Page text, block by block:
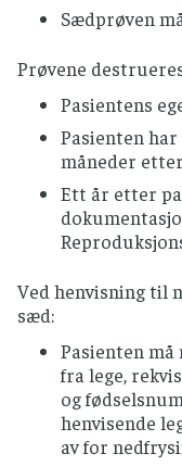
Sædprøven
Prøvene
Pasientens
Pasienten
måneder
Ett år etter
Ved henvisning til
sæd:
Pasienten
fra lege,
og
henvisende
av for